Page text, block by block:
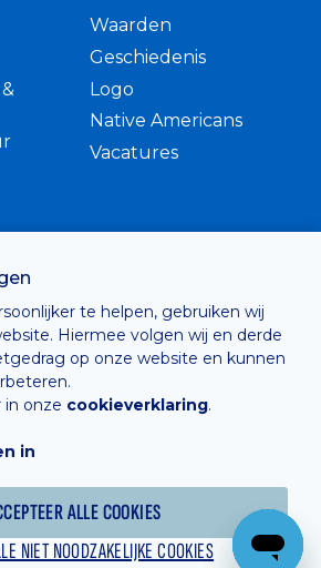
te helpen, gebruiken wij
Hiermee volgen wij en derde
op onze website en kunnen
in onze cookieverklaring.
in
ALLE COOKIES
NIET NOODZAKELIJKE COOKIES
Waarden
Geschiedenis
Logo
Native Americans
Vacatures